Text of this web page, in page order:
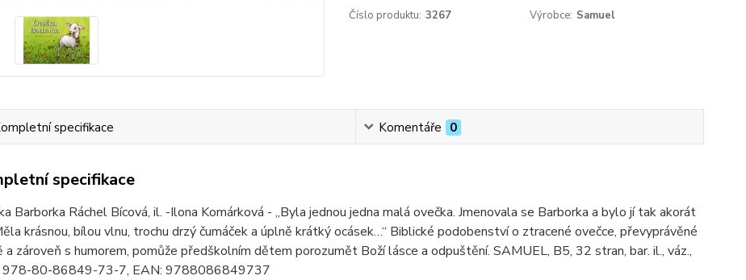
Číslo produktu: 3267 Výrobce: Samuel
specifikace Komentáře 0
specifikace
Barborka Ráchel Bícová, il. -Ilona Komárková - „Byla jednou jedna malá ovečka. Jmenovala se Barborka a bylo jí tak akorát
krásnou, bílou vlnu, trochu drzý čumáček a úplně krátký ocásek…“ Biblické podobenství o ztracené ovečce, převyprávěné
a zároveň s humorem, pomůže předškolním dětem porozumět Boží lásce a odpuštění. SAMUEL, B5, 32 stran, bar. il., váz.,
978-80-86849-73-7, EAN: 9788086849737